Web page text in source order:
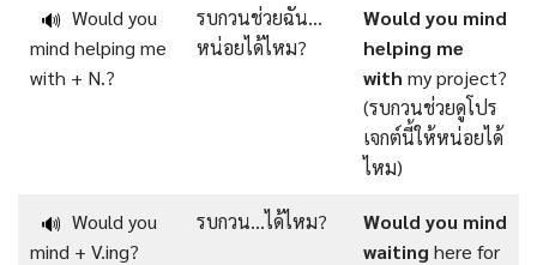
🔊 Would you
mind helping me
with + N.?
รบกวนช่วยฉัน…
หน่อยได้ไหม?
Would you mind
helping me
with my project?
(รบกวนช่วยดูโปร
เจกต์นี้ให้หน่อยได้
ไหม)
🔊 Would you
mind + V.ing?
รบกวน…ได้ไหม? Would you mind
waiting here for